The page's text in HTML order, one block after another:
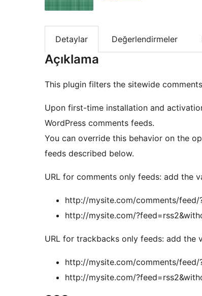
Detaylar Değerlendirmeler
Açıklama
This plugin filters the sitewide
Upon first-time installation and
WordPress comments feeds.
You can override this behavior on the
feeds described below.
URL for comments only feeds: add the
http://mysite.com/comments/feed/
http://mysite.com/
URL for trackbacks only feeds: add the
http://mysite.com/comments/feed/
http://mysite.com/